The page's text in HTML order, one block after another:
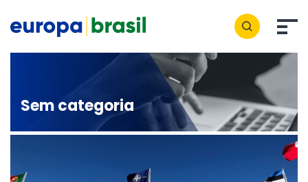
Sem categoria